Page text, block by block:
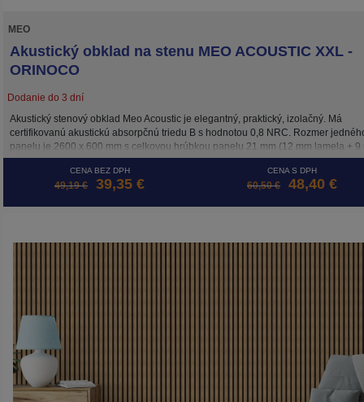
MEO
Akustický obklad na stenu MEO ACOUSTIC XXL -
ORINOCO
Dodanie do 3 dní
Akustický stenový obklad Meo Acoustic je elegantný, praktický, izolačný. Má
certifikovanú akustickú absorpčnú triedu B s hodnotou 0,8 NRC. Rozmer
panelu je 2600 x 600 mm s celkovou hrúbkou panelu 21 mm (12 mm lamela + 9
podložka). Inštalácia je možná 3 spôsobmi: skrutkami priamo do podkladu,
alebo na drevený rošt. Cena je za m2.
CENA BEZ DPH
49,19 € 39,35 €
CENA S DPH
60,50 € 48,40 €